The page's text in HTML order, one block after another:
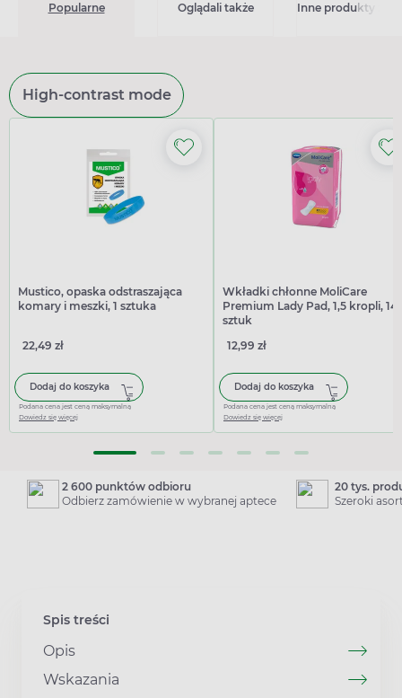
Popularne Oglądali także Inne produkty z
High-contrast mode
Mustico, opaska odstraszająca
komary i meszki, 1 sztuka
22,49 zł
Dodaj do koszyka
Podana cena jest ceną maksymalną
Dowiedz się więcej
Wkładki chłonne MoliCare
Premium Lady Pad, 1,5 kropli, 14
sztuk
12,99 zł
Dodaj do koszyka
Podana cena jest ceną maksymalną
Dowiedz się więcej
2 600 punktów odbioru
Odbierz zamówienie w wybranej aptece
20 tys.
Szeroki
Spis treści
Opis
Wskazania